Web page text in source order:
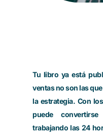
Tu libro ya está
ventas no son las
la estrategia. Con
puede
trabajando las 24